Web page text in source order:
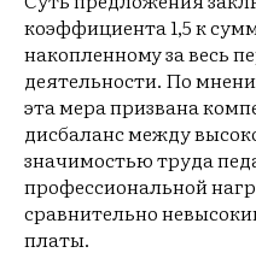
коэффициента 1,5 к
накопленному за весь
деятельности. По
эта мера призвана
дисбаланс между
значимостью труда
профессиональной
сравнительно
платы.